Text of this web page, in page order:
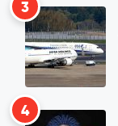
3
4